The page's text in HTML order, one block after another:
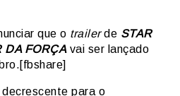
que o trailerde STAR
DA FORÇAvai ser lançado
para o